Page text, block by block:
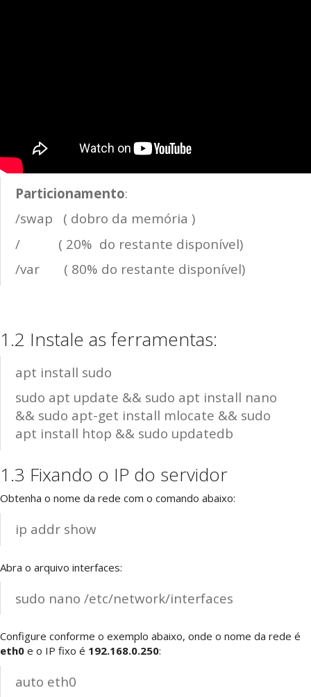
Particionamento:
/swap ( dobro da memória )
/ ( 20% do restante disponível)
/var ( 80% do restante disponível)
1.2 Instale as ferramentas:
apt install sudo
sudo apt update && sudo apt install nano
&& sudo apt-get install mlocate && sudo
apt install htop && sudo updatedb
1.3 Fixando o IP do servidor
Obtenha o nome da rede com o comando abaixo:
ip addr show
Abra o arquivo interfaces:
sudo nano /etc/network/interfaces
Configure conforme o exemplo abaixo, onde o nome da rede é
eth0 e o IP fixo é 192.168.0.250:
auto eth0